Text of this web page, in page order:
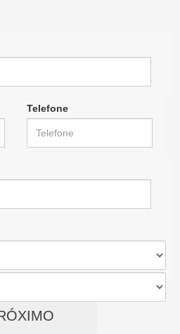
Telefone